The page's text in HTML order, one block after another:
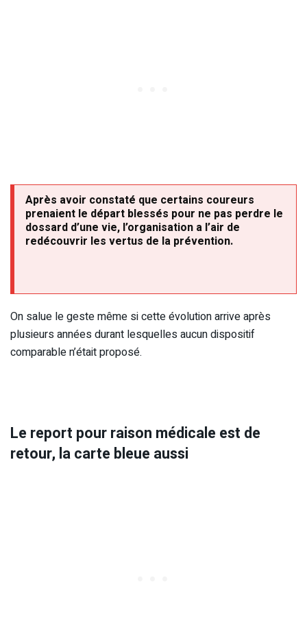
Après avoir constaté que certains coureurs
prenaient le départ blessés pour ne pas perdre le
dossard d’une vie, l’organisation a l’air de
redécouvrir les vertus de la prévention.
On salue le geste même si cette évolution arrive après
plusieurs années durant lesquelles aucun dispositif
comparable n’était proposé.
Le report pour raison médicale est de
retour, la carte bleue aussi